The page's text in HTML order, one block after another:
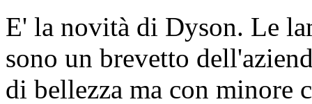
E' la novità di Dyson. Le
sono un brevetto
di bellezza ma con minore